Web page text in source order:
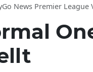
League Vertrag Gehalt